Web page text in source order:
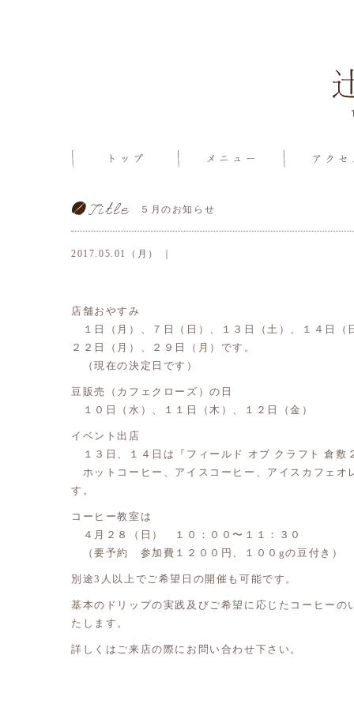
５月のお知らせ
2017.05.01（月） ｜
店舗おやすみ
１日（月）、７日（日）、１３日（土）、１４日（
２２日（月）、２９日（月）です。
（現在の決定日です）
豆販売（カフェクローズ）の日
１０日（水）、１１日（木）、１２日（金）
イベント出店
１３日、１４日は『フィールド オブ クラフト 倉敷
ホットコーヒー、アイスコーヒー、アイスカフェオ
す。
コーヒー教室は
４月２８（日） １０：００〜１１：３０
（要予約 参加費１２００円、１００gの豆付き）
別途3人以上でご希望日の開催も可能です。
基本のドリップの実践及びご希望に応じたコーヒーの
たします。
詳しくはご来店の際にお問い合わせ下さい。